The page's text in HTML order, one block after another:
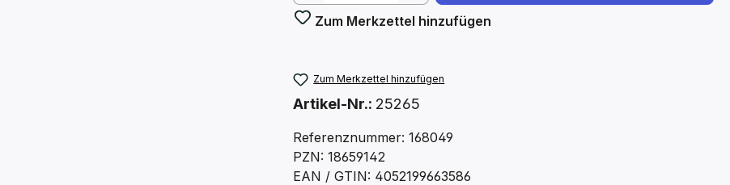
Zum Merkzettel hinzufügen
Zum Merkzettel hinzufügen
Artikel-Nr.: 25265
Referenznummer: 168049
PZN: 18659142
EAN / GTIN: 4052199663586